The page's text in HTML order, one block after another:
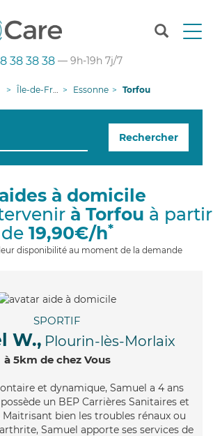
T
n
g
i
38 38 38 — 9h-19h 7j/7
Île-de-France Essonne Torfou
Rechercher
aides à domicile
à Torfou à partir
de 19,90€/h*
disponibilité au moment de la demande
SPORTIF
W., Plourin-lès-Morlaix
à 5km de chez Vous
et dynamique, Samuel a 4 ans
un BEP Carrières Sanitaires et
Maitrisant bien les troubles rénaux ou
Samuel apporte ses services de